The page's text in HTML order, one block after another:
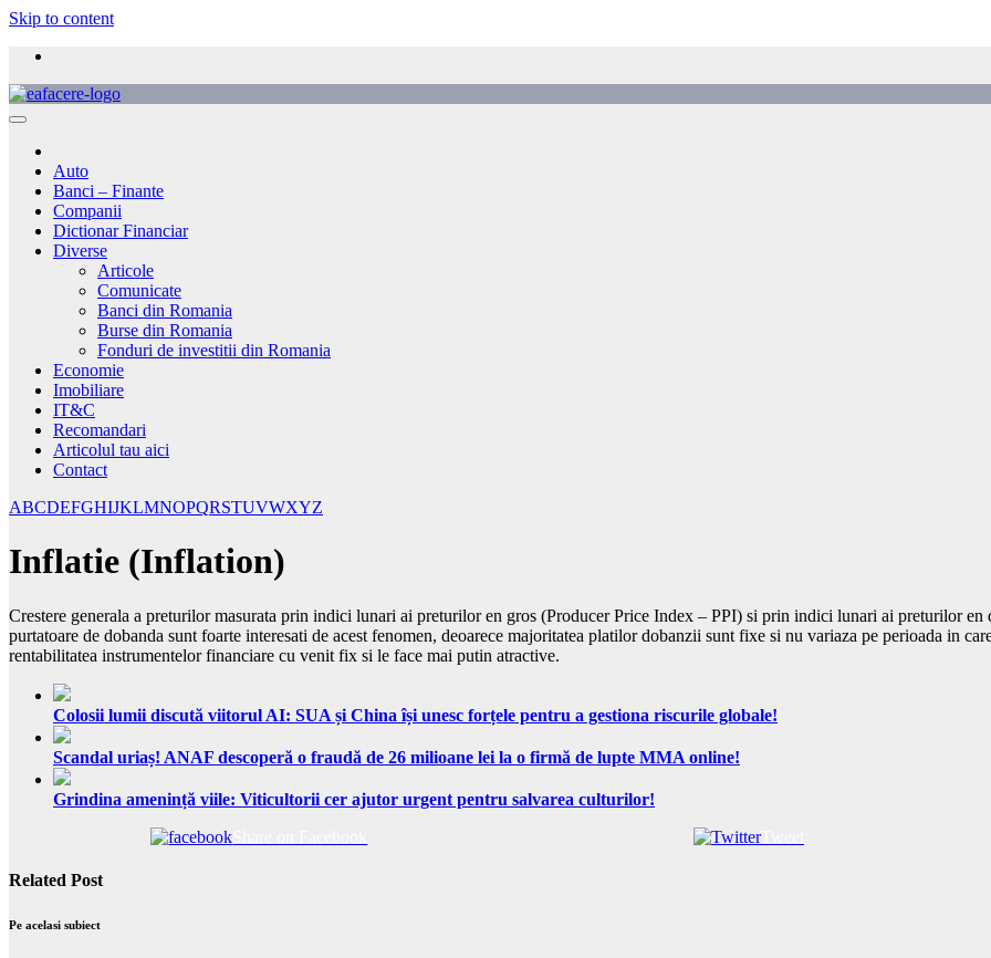
Skip to content
Auto
Banci – Finante
Companii
Dictionar Financiar
Diverse
Articole
Comunicate
Banci din Romania
Burse din Romania
Fonduri de investitii din Romania
Economie
Imobiliare
IT&C
Recomandari
Articolul tau aici
Contact
ABCDEFGHIJKLMNOPQRSTUVWXYZ
Inflatie (Inflation)
Crestere generala a preturilor masurata prin indici lunari ai preturilor en gros (Producer Price Index – PPI) si prin indici lunari ai preturilor
purtatoare de dobanda sunt foarte interesati de acest fenomen, deoarece majoritatea platilor dobanzii sunt fixe si nu variaza pe perioada in
rentabilitatea instrumentelor financiare cu venit fix si le face mai putin atractive.
Colosii lumii discută viitorul AI: SUA și China își unesc forțele pentru a gestiona riscurile globale!
Scandal uriaș! ANAF descoperă o fraudă de 26 milioane lei la o firmă de lupte MMA online!
Grindina amenință viile: Viticultorii cer ajutor urgent pentru salvarea culturilor!
Tweet
Related Post
Pe acelasi subiect